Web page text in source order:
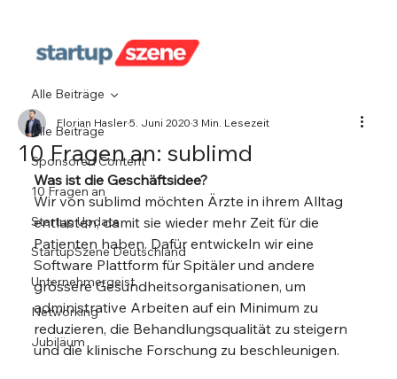
Alle Beiträge
Sponsored Content
10 Fragen an
Startup Update
StartupSzene Deutschland
Unternehmergeist
Networking
Jubiläum
Alle Beiträge
10 Fragen an: sublimd
Florian Hasler5. Juni 20203 Min. Lesezeit
Was ist die Geschäftsidee?
Wir von sublimd möchten Ärzte in ihrem Alltag
entlasten, damit sie wieder mehr Zeit für die
Patienten haben. Dafür entwickeln wir eine
Software Plattform für Spitäler und andere
grössere Gesundheitsorganisationen, um
administrative Arbeiten auf ein Minimum zu
reduzieren, die Behandlungsqualität zu steigern
und die klinische Forschung zu beschleunigen.